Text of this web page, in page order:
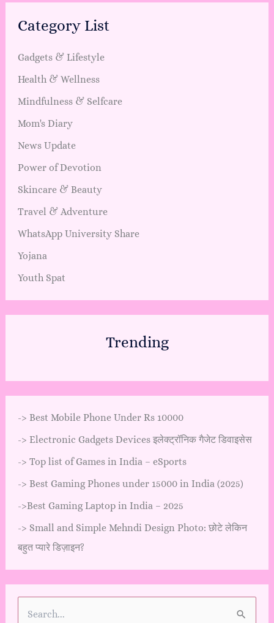
Category List
Gadgets & Lifestyle
Health & Wellness
Mindfulness & Selfcare
Mom's Diary
News Update
Power of Devotion
Skincare & Beauty
Travel & Adventure
WhatsApp University Share
Yojana
Youth Spat
Trending
-> Best Mobile Phone Under Rs 10000
-> Electronic Gadgets Devices इलेक्ट्रॉनिक गैजेट डिवाइसेस
-> Top list of Games in India – eSports
-> Best Gaming Phones under 15000 in India (2025)
->Best Gaming Laptop in India – 2025
-> Small and Simple Mehndi Design Photo: छोटे लेकिन
बहुत प्यारे डिज़ाइन?